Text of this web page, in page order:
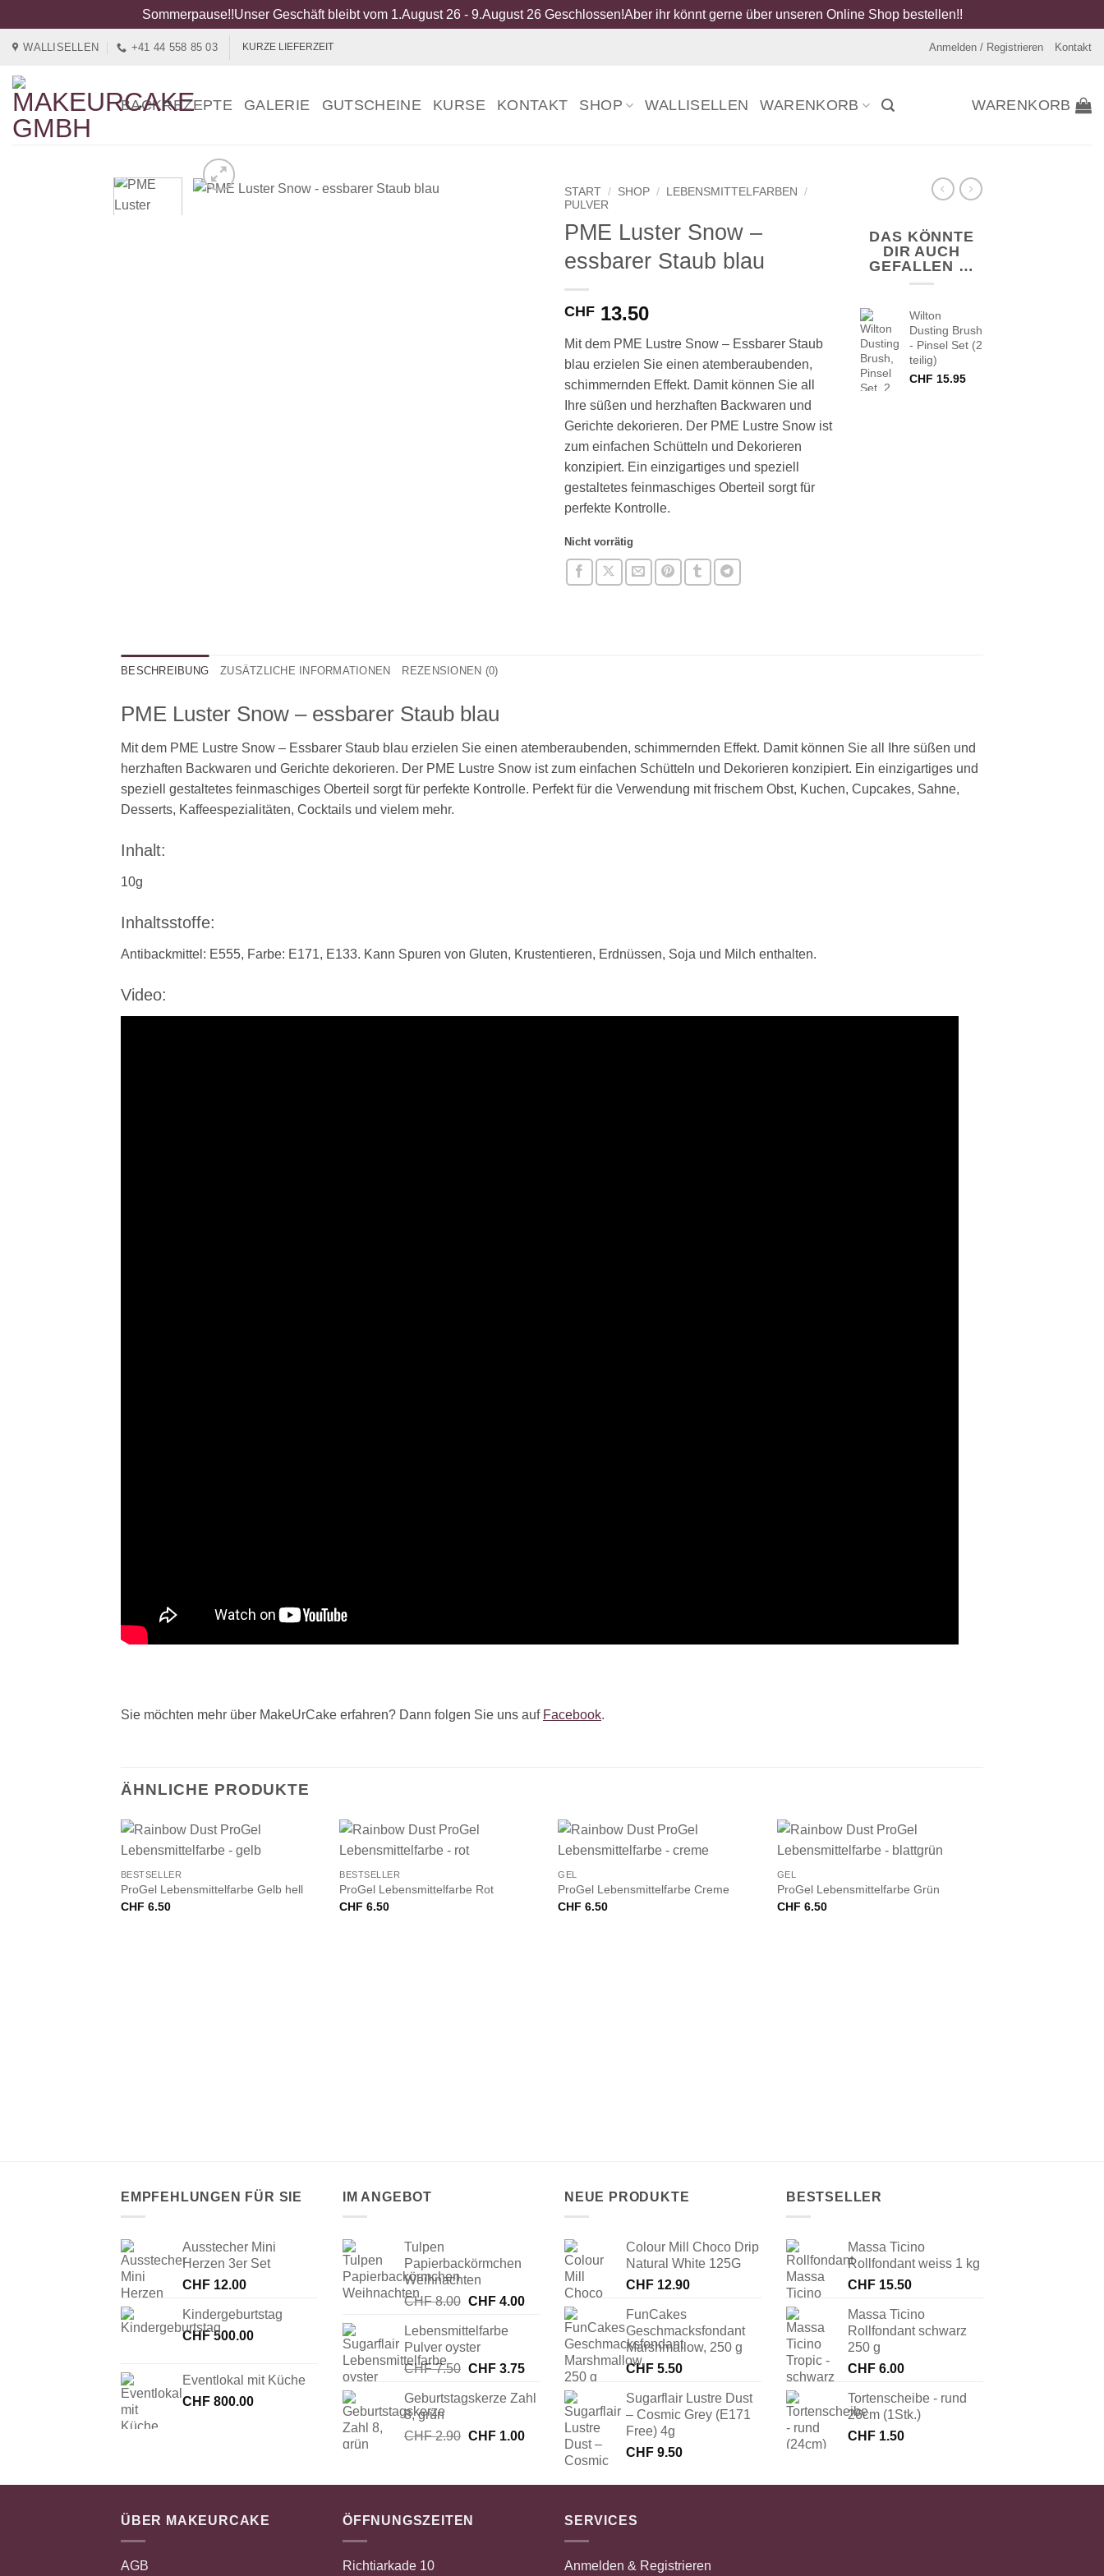
Sommerpause!!Unser Geschäft bleibt vom 1.August 26 - 9.August 26 Geschlossen!Aber ihr könnt gerne über unseren Online Shop bestellen!!
springen
WALLISELLEN +41 44 558 85 03 KURZE LIEFERZEIT Anmelden / Registrieren Kontakt
BACKREZEPTE GALERIE GUTSCHEINE KURSE KONTAKT SHOP WALLISELLEN WARENKORB WARENKORB
START / SHOP / LEBENSMITTELFARBEN
/
PULVER
PME Luster Snow –
essbarer Staub blau
CHF 13.50
Mit dem PME Lustre Snow – Essbarer Staub
blau erzielen Sie einen atemberaubenden,
schimmernden Effekt. Damit können Sie all
Ihre süßen und herzhaften Backwaren und
Gerichte dekorieren. Der PME Lustre Snow ist
zum einfachen Schütteln und Dekorieren
konzipiert. Ein einzigartiges und speziell
gestaltetes feinmaschiges Oberteil sorgt für
perfekte Kontrolle.
Nicht vorrätig
DAS KÖNNTE
DIR AUCH
GEFALLEN …
Wilton
Dusting Brush
- Pinsel Set (2
teilig)
CHF 15.95
BESCHREIBUNG ZUSÄTZLICHE INFORMATIONEN REZENSIONEN (0)
PME Luster Snow – essbarer Staub blau
Mit dem PME Lustre Snow – Essbarer Staub blau erzielen Sie einen atemberaubenden, schimmernden Effekt. Damit können Sie all Ihre süßen und
herzhaften Backwaren und Gerichte dekorieren. Der PME Lustre Snow ist zum einfachen Schütteln und Dekorieren konzipiert. Ein einzigartiges und
speziell gestaltetes feinmaschiges Oberteil sorgt für perfekte Kontrolle. Perfekt für die Verwendung mit frischem Obst, Kuchen, Cupcakes, Sahne,
Desserts, Kaffeespezialitäten, Cocktails und vielem mehr.
Inhalt:
10g
Inhaltsstoffe:
Antibackmittel: E555, Farbe: E171, E133. Kann Spuren von Gluten, Krustentieren, Erdnüssen, Soja und Milch enthalten.
Video:
Sie möchten mehr über MakeUrCake erfahren? Dann folgen Sie uns auf Facebook.
ÄHNLICHE PRODUKTE
BESTSELLER
ProGel Lebensmittelfarbe Gelb hell
CHF 6.50
BESTSELLER
ProGel Lebensmittelfarbe Rot
CHF 6.50
GEL
ProGel Lebensmittelfarbe Creme
CHF 6.50
GEL
ProGel Lebensmittelfarbe Grün
CHF 6.50
EMPFEHLUNGEN FÜR SIE
Ausstecher Mini
Herzen 3er Set
CHF 12.00
Kindergeburtstag
CHF500.00
Eventlokal mit Küche
CHF 800.00
IM ANGEBOT
Tulpen
Papierbackörmchen
Weihnachten
CHF8.00 Ursprünglicher
war:
CHF 8.00
CHF4.00Aktueller
CHF 4.00.
Lebensmittelfarbe
Pulver oyster
CHF7.50 Ursprünglicher
war:
CHF3.75Aktueller
ist:
CHF 3.75.
Geburtstagskerze Zahl
8, grün
CHF2.90 Ursprünglicher
CHF 2.90
CHF1.00Aktueller
CHF 1.00.
NEUE PRODUKTE
Colour Mill Choco Drip
Natural White 125G
CHF 12.90
FunCakes
Geschmacksfondant
Marshmallow, 250 g
CHF 5.50
Sugarflair Lustre Dust
– Cosmic Grey (E171
Free) 4g
CHF 9.50
BESTSELLER
Massa Ticino
Rollfondant weiss 1 kg
CHF 15.50
Massa Ticino
Rollfondant schwarz
250 g
CHF 6.00
Tortenscheibe - rund
26cm (1Stk.)
CHF 1.50
ÜBER MAKEURCAKE
AGB
ÖFFNUNGSZEITEN
Richtiarkade 10
SERVICES
Anmelden & Registrieren